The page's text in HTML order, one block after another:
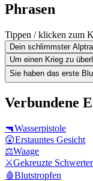
Phrasen
Tippen / klicken zum
Dein schlimmster
Um einen Krieg zu
Sie haben das erste
Verbundene
🔫Wasserpistole
😲Erstauntes Gesicht
⚖️Waage
⚔️Gekreuzte Schwerter
🩸Blutstropfen